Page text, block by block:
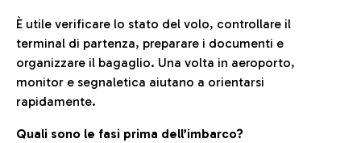
È utile verificare lo stato del volo, controllare il
terminal di partenza, preparare i documenti e
organizzare il bagaglio. Una volta in aeroporto,
monitor e segnaletica aiutano a orientarsi
rapidamente.
Quali sono le fasi prima dell’imbarco?